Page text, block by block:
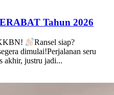
Tahun 2026
Ransel siap?
dimulai!Perjalanan seru
akhir, justru jadi...